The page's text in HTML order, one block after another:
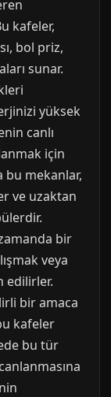
kafeler,
bol priz,
sunar.
yüksek
canlı
için
bu mekanlar,
ve uzaktan
bir
veya
edilirler.
bir amaca
kafeler
bu tür